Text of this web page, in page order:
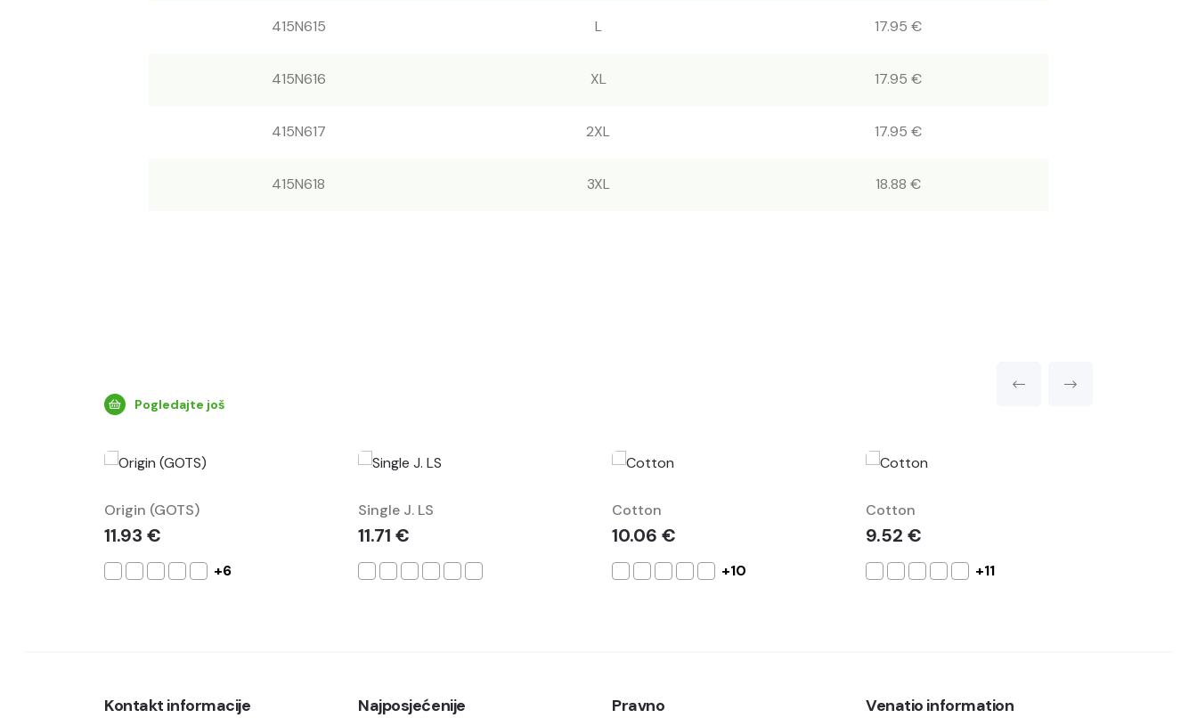
415N615 L 17.95 €
415N616 XL 17.95 €
415N617 2XL 17.95 €
415N618 3XL 18.88 €
Pogledajte još
Origin (GOTS)
11.93 €
+6
Single J. LS
11.71 €
Cotton
10.06 €
+10
Cotton
9.52 €
+11
Kontakt informacije Najposjećenije Pravno Venatio information